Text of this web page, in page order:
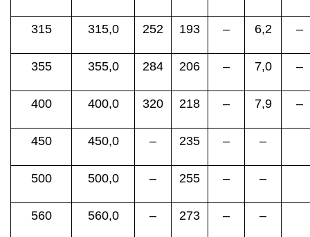
315 315,0 252 193 – 6,2 –
355 355,0 284 206 – 7,0 –
400 400,0 320 218 – 7,9 –
450 450,0 – 235 – –
500 500,0 – 255 – –
560 560,0 – 273 – –